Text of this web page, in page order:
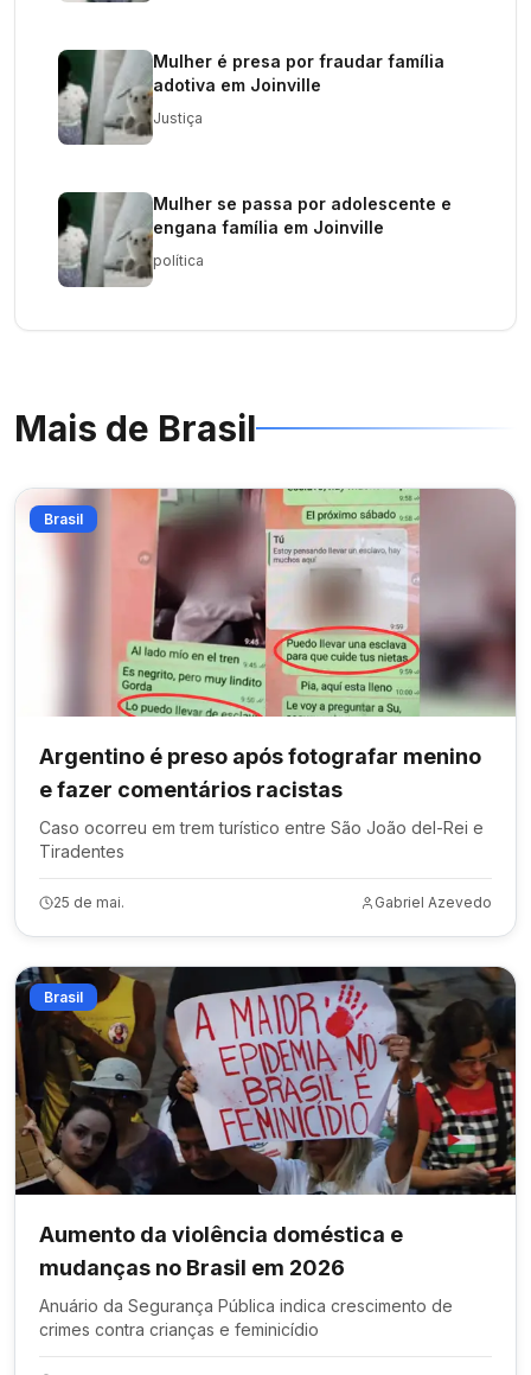
Mulher é presa por fraudar família
adotiva em Joinville
Justiça
Mulher se passa por adolescente e
engana família em Joinville
política
Mais de Brasil
Brasil
Argentino é preso após fotografar menino
e fazer comentários racistas
Caso ocorreu em trem turístico entre São João del-Rei e
Tiradentes
25 de mai. Gabriel Azevedo
Brasil
Aumento da violência doméstica e
mudanças no Brasil em 2026
Anuário da Segurança Pública indica crescimento de
crimes contra crianças e feminicídio